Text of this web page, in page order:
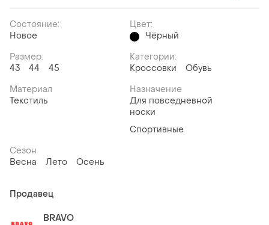
Состояние:
Новое
Цвет:
Чёрный
Размер:
43
44 45
Категории:
Кроссовки
Обувь
Материал
Текстиль
Назначение
Для повседневной
носки
Спортивные
Сезон
Весна
Лето Осень
Продавец
BRAVO